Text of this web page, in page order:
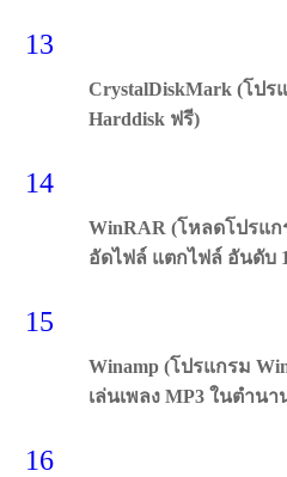
13
CrystalDiskMark (โปร
Harddisk ฟรี)
14
WinRAR (โหลดโปรแ
อัดไฟล์ แตกไฟล์ อันดับ
15
Winamp (โปรแกรม
เล่นเพลง MP3 ในตำนา
16